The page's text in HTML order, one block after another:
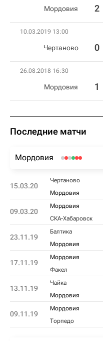
Мордовия 2
10.03.2019 13:00
Чертаново 0
26.08.2018 16:30
Мордовия 1
Последние матчи
Мордовия
15.03.20
Чертаново
Мордовия
09.03.20
Мордовия
СКА-Хабаровск
23.11.19
Балтика
Мордовия
17.11.19
Мордовия
Факел
13.11.19
Чайка
Мордовия
09.11.19
Мордовия
Торпедо